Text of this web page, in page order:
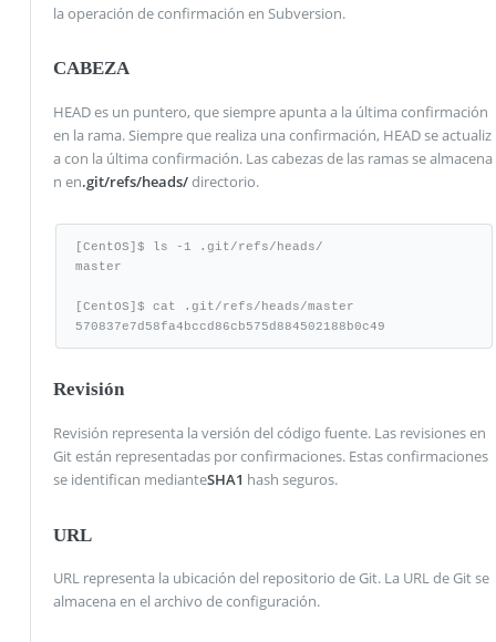
la operación de confirmación en Subversion.
CABEZA
HEAD es un puntero, que siempre apunta a la última confirmación
en la rama. Siempre que realiza una confirmación, HEAD se actualiz
a con la última confirmación. Las cabezas de las ramas se almacena
n en.git/refs/heads/directorio.
[CentOS]$ ls -1 .git/refs/heads/
master
[CentOS]$ cat .git/refs/heads/master
570837e7d58fa4bccd86cb575d884502188b0c49
Revisión
Revisión representa la versión del código fuente. Las revisiones en
Git están representadas por confirmaciones. Estas confirmaciones
se identifican medianteSHA1 hash seguros.
URL
URL representa la ubicación del repositorio de Git. La URL de Git se
almacena en el archivo de configuración.